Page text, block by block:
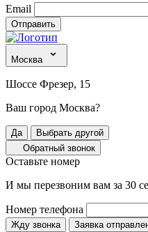
Email
Отправить
Москва
Шоссе Фрезер, 15
Ваш город Москва?
Да
Выбрать другой
Обратный звонок
Оставьте номер
И мы перезвоним вам за 30
Номер телефона
Жду звонка Заявка